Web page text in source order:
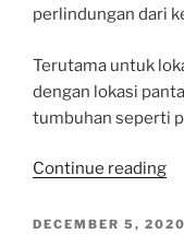
perlindungan dari
Terutama untuk
dengan lokasi
tumbuhan seperti
Continue reading
POSTED
DECEMBER 5, 2020